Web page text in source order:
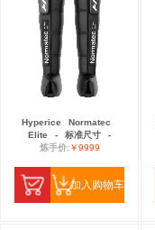
Hyperice
Normatec
Elite
- 标准尺寸
-
炼手价:￥9999
加入购物车